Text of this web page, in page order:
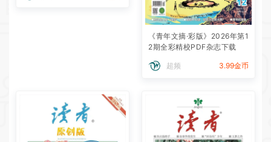
《青年文摘·彩版》2026年第1
2期全彩精校PDF杂志下载
超频 3.99金币